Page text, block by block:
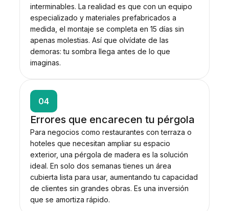
interminables. La realidad es que con un equipo
especializado y materiales prefabricados a
medida, el montaje se completa en 15 días sin
apenas molestias. Así que olvídate de las
demoras: tu sombra llega antes de lo que
imaginas.
04
Errores que encarecen tu pérgola
Para negocios como restaurantes con terraza o
hoteles que necesitan ampliar su espacio
exterior, una pérgola de madera es la solución
ideal. En solo dos semanas tienes un área
cubierta lista para usar, aumentando tu capacidad
de clientes sin grandes obras. Es una inversión
que se amortiza rápido.